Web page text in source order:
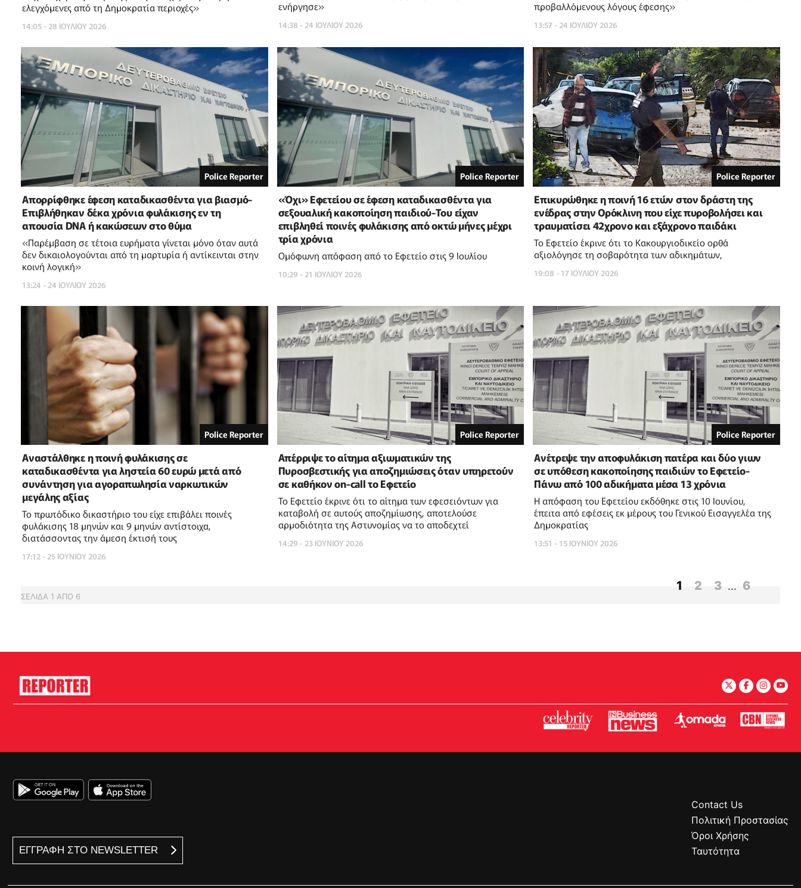
ελεγχόμενες από τη Δημοκρατία περιοχές»
14:05 - 28 ΙΟΥΛΙΟΥ 2026
ενήργησε»
14:38 - 24 ΙΟΥΛΙΟΥ 2026
προβαλλόμενους λόγους έφεσης»
13:57 - 24 ΙΟΥΛΙΟΥ 2026
Police Reporter
Απορρίφθηκε έφεση καταδικασθέντα για βιασμό-
Επιβλήθηκαν δέκα χρόνια φυλάκισης εν τη
απουσία DNA ή κακώσεων στο θύμα
«Παρέμβαση σε τέτοια ευρήματα γίνεται μόνο όταν αυτά
δεν δικαιολογούνται από τη μαρτυρία ή αντίκεινται στην
κοινή λογική»
13:24 - 24 ΙΟΥΛΙΟΥ 2026
Police Reporter
«Όχι» Εφετείου σε έφεση καταδικασθέντα για
σεξουαλική κακοποίηση παιδιού-Toυ είχαν
επιβληθεί ποινές φυλάκισης από οκτώ μήνες μέχρι
τρία χρόνια
Ομόφωνη απόφαση από το Εφετείο στις 9 Ιουλίου
10:29 - 21 ΙΟΥΛΙΟΥ 2026
Police Reporter
Επικυρώθηκε η ποινή 16 ετών στον δράστη της
ενέδρας στην Ορόκλινη που είχε πυροβολήσει και
τραυματίσει 42χρονο και εξάχρονο παιδάκι
Το Εφετείο έκρινε ότι το Κακουργιοδικείο ορθά
αξιολόγησε τη σοβαρότητα των αδικημάτων,
19:08 - 17 ΙΟΥΛΙΟΥ 2026
Police Reporter
Αναστάλθηκε η ποινή φυλάκισης σε
καταδικασθέντα για ληστεία 60 ευρώ μετά από
συνάντηση για αγοραπωλησία ναρκωτικών
μεγάλης αξίας
Το πρωτόδικο δικαστήριο του είχε επιβάλει ποινές
φυλάκισης 18 μηνών και 9 μηνών αντίστοιχα,
διατάσσοντας την άμεση έκτισή τους
17:12 - 25 ΙΟΥΝΙΟΥ 2026
Police Reporter
Απέρριψε το αίτημα αξιωματικών της
Πυροσβεστικής για αποζημιώσεις όταν υπηρετούν
σε καθήκον on-call το Εφετείο
Το Εφετείο έκρινε ότι το αίτημα των εφεσειόντων για
καταβολή σε αυτούς αποζημίωσης, αποτελούσε
αρμοδιότητα της Αστυνομίας να το αποδεχτεί
14:29 - 23 ΙΟΥΝΙΟΥ 2026
Police Reporter
Ανέτρεψε την αποφυλάκιση πατέρα και δύο γιων
σε υπόθεση κακοποίησης παιδιών το Εφετείο-
Πάνω από 100 αδικήματα μέσα 13 χρόνια
Η απόφαση του Εφετείου εκδόθηκε στις 10 Ιουνίου,
έπειτα από εφέσεις εκ μέρους του Γενικού Εισαγγελέα της
Δημοκρατίας
13:51 - 15 ΙΟΥΝΙΟΥ 2026
ΣΕΛΙΔΑ 1 ΑΠΟ 6
1 2 3 ... 6
ΕΓΓΡΑΦΗ ΣΤΟ NEWSLETTER
Contact Us
Πολιτική Προστασίας
Όροι Χρήσης
Ταυτότητα